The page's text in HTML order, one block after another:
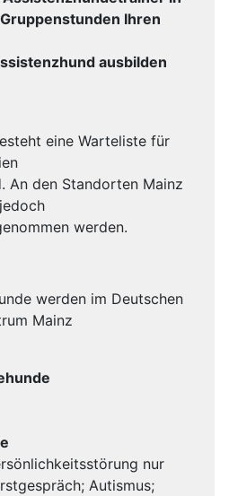
Ihren
ausbilden
eine Warteliste für
An den Standorten Mainz
werden.
werden im Deutschen
Mainz
nur
Autismus;